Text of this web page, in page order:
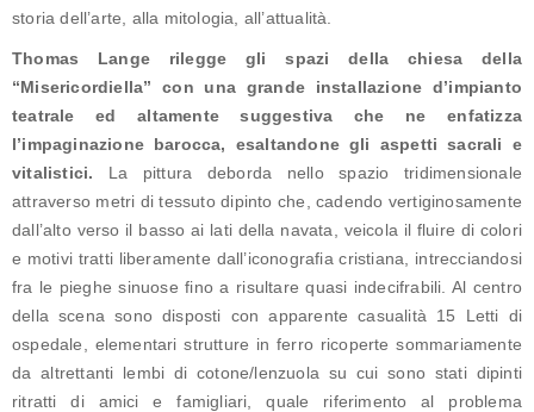
storia dell’arte, alla mitologia, all’attualità.
Thomas Lange rilegge gli spazi della chiesa della
“Misericordiella” con una grande installazione d’impianto
teatrale ed altamente suggestiva che ne enfatizza
l’impaginazione barocca, esaltandone gli aspetti sacrali e
vitalistici. La pittura deborda nello spazio tridimensionale
attraverso metri di tessuto dipinto che, cadendo vertiginosamente
dall’alto verso il basso ai lati della navata, veicola il fluire di colori
e motivi tratti liberamente dall’iconografia cristiana, intrecciandosi
fra le pieghe sinuose fino a risultare quasi indecifrabili. Al centro
della scena sono disposti con apparente casualità 15 Letti di
ospedale, elementari strutture in ferro ricoperte sommariamente
da altrettanti lembi di cotone/lenzuola su cui sono stati dipinti
ritratti di amici e famigliari, quale riferimento al problema